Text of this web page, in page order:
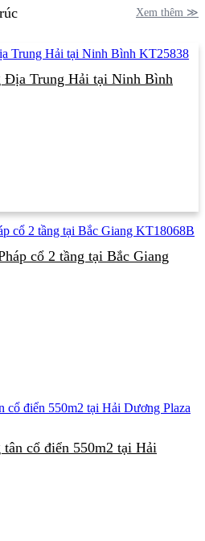
Xem thêm ≫
Địa Trung Hải tại Ninh Bình
cổ 2 tầng tại Bắc Giang
cổ điển 550m2 tại Hải